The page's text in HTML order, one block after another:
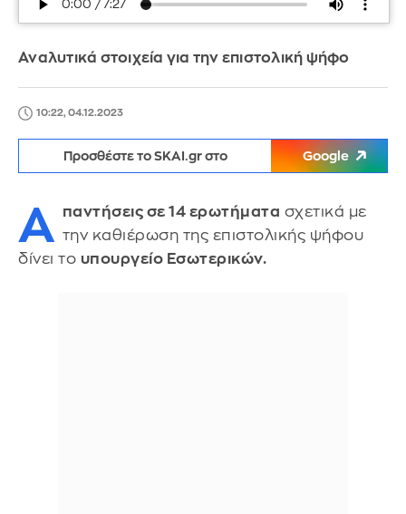
Αναλυτικά στοιχεία για την επιστολική ψήφο
10:22, 04.12.2023
Προσθέστε το SKAI.gr στο Google
Α παντήσεις σε 14 ερωτήματα σχετικά με
την καθιέρωση της επιστολικής ψήφου
δίνει το υπουργείο Εσωτερικών.